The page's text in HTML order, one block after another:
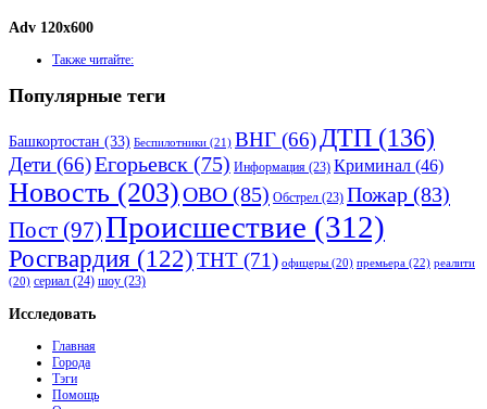
Adv 120x600
Также читайте:
Популярные теги
Башкортостан (33) Беспилотники (21) ВНГ (66) ДТП (136)
Дети (66)Егорьевск (75) Информация (23) Криминал (46)
Новость (203)ОВО (85) Обстрел (23) Пожар (83)
Пост (97)Происшествие (312)
Росгвардия (122)ТНТ (71) офицеры (20) премьера (22) реалити
(20) сериал (24) шоу (23)
Исследовать
Главная
Города
Тэги
Помощь